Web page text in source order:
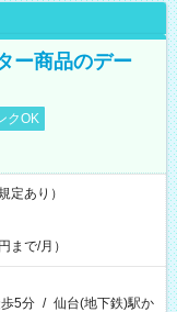
ー商品のデー
クOK
あり）
まで/月）
5分 / 仙台(地下鉄)駅か